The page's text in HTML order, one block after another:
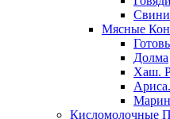
Мясные
Долма
Хаш.
Кисломолочные